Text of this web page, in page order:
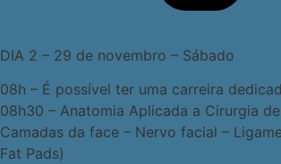
DIA 2 – 29 de novembro – Sábado
08h – É possível ter uma carreira
08h30 – Anatomia Aplicada a Cirurgia
Camadas da face – Nervo facial –
Fat Pads)